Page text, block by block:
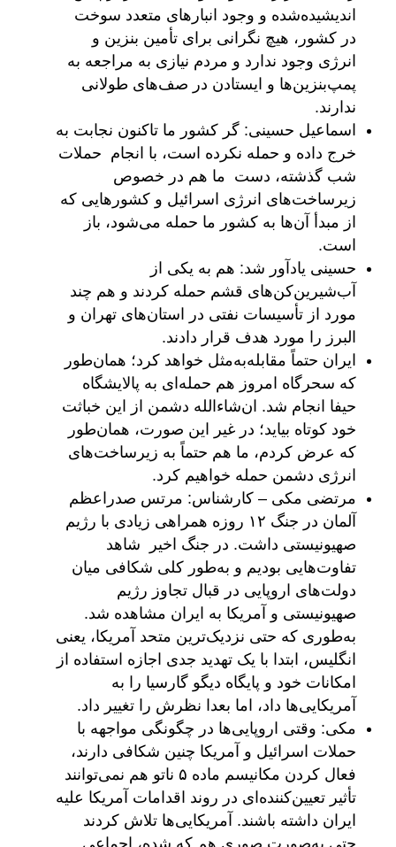
اندیشیده‌شده و وجود انبارهای متعدد سوخت
در کشور، هیچ نگرانی برای تأمین بنزین و
انرژی وجود ندارد و مردم نیازی به مراجعه به
پمپ‌بنزین‌ها و ایستادن در صف‌های طولانی
ندارند.
اسماعیل حسینی: گر کشور ما تاکنون نجابت به
خرج داده و حمله نکرده است، با انجام حملات
شب گذشته، دست ما هم در خصوص
زیرساخت‌های انرژی اسرائیل و کشورهایی که
از مبدأ آن‌ها به کشور ما حمله می‌شود، باز
است.
حسینی یادآور شد: هم به یکی از
آب‌شیرین‌کن‌های قشم حمله کردند و هم چند
مورد از تأسیسات نفتی در استان‌های تهران و
البرز را مورد هدف قرار دادند.
ایران حتماً مقابله‌به‌مثل خواهد کرد؛ همان‌طور
که سحرگاه امروز هم حمله‌ای به پالایشگاه
حیفا انجام شد. ان‌شاءالله دشمن از این خباثت
خود کوتاه بیاید؛ در غیر این صورت، همان‌طور
که عرض کردم، ما هم حتماً به زیرساخت‌های
انرژی دشمن حمله خواهیم کرد.
مرتضی مکی – کارشناس: مرتس صدراعظم
آلمان در جنگ ۱۲ روزه همراهی زیادی با رژیم
صهیونیستی داشت. در جنگ اخیر شاهد
تفاوت‌هایی بودیم و به‌طور کلی شکافی میان
دولت‌های اروپایی در قبال تجاوز رژیم
صهیونیستی و آمریکا به ایران مشاهده شد.
به‌طوری که حتی نزدیک‌ترین متحد آمریکا، یعنی
انگلیس، ابتدا با یک تهدید جدی اجازه استفاده از
امکانات خود و پایگاه دیگو گارسیا را به
آمریکایی‌ها داد، اما بعدا نظرش را تغییر داد.
مکی: وقتی اروپایی‌ها در چگونگی مواجهه با
حملات اسرائیل و آمریکا چنین شکافی دارند،
فعال کردن مکانیسم ماده ۵ ناتو هم نمی‌توانند
تأثیر تعیین‌کننده‌ای در روند اقدامات آمریکا علیه
ایران داشته باشند. آمریکایی‌ها تلاش کردند
حتی به‌صورت صوری هم که شده، اجماعی